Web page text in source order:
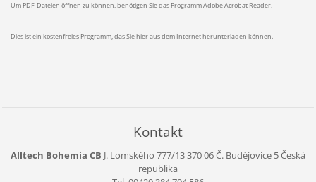
Um PDF-Dateien öffnen zu können, benötigen Sie das Programm Adobe Acrobat Reader.
Dies ist ein kostenfreies Programm, das Sie hier aus dem Internet herunterladen können.
Kontakt
Alltech Bohemia CB J. Lomského 777/13370 06 Č. Budějovice 5Česká
republika